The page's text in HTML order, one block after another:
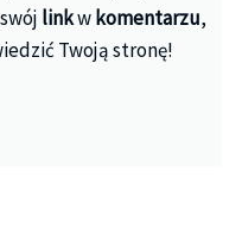
linkwkomentarzu,
Twoją stronę!